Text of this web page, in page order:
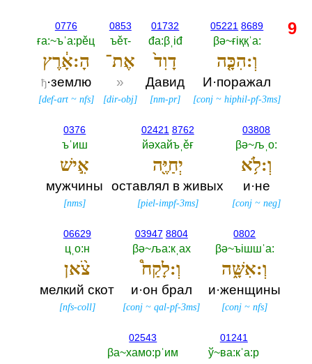
05221 8689
βә~ғiққˈа:‎
וְ:הִכָּ֤ה
И·поражал
[conj ~hiphil-pf-3ms]
01732
đа:βˌiđ
דָוִד֙
Давид
[nm-pr]
0853
ъěτ-‎
אֶת־
»
[dir-obj]
0776
ға:~ъˈа:рěц
הָ:אָ֔רֶץ
ђ·землю
[def-art~ nfs]
03808
βә~љˌо:‎
וְ:לֹ֥א
и·не
[conj ~neg]
02421 8762
йәхайъˌěғ
יְחַיֶּ֖ה
оставлял в живых
[piel-impf-3ms]
0376
ъˈиш
אִ֣ישׁ
мужчины
[nms]
0802
βә~ъiшшˈа:‎
וְ:אִשָּׁ֑ה
и·женщины
[conj ~nfs]
03947 8804
βә~ља:кˌах
וְ:לָקַח֩
и·он брал
[conj ~qal-pf-3ms]
06629
цˌо:н
צֹ֨אן
мелкий скот
[nfs-coll]
01241
ў~ва:кˈа:р
02543
βа~хамо:рˈим
9